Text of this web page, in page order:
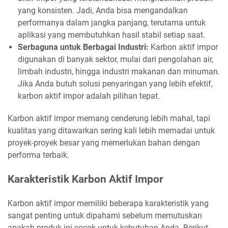
yang konsisten. Jadi, Anda bisa mengandalkan
performanya dalam jangka panjang, terutama untuk
aplikasi yang membutuhkan hasil stabil setiap saat.
Serbaguna untuk Berbagai Industri: Karbon aktif impor
digunakan di banyak sektor, mulai dari pengolahan air,
limbah industri, hingga industri makanan dan minuman.
Jika Anda butuh solusi penyaringan yang lebih efektif,
karbon aktif impor adalah pilihan tepat.
Karbon aktif impor memang cenderung lebih mahal, tapi
kualitas yang ditawarkan sering kali lebih memadai untuk
proyek-proyek besar yang memerlukan bahan dengan
performa terbaik.
Karakteristik Karbon Aktif Impor
Karbon aktif impor memiliki beberapa karakteristik yang
sangat penting untuk dipahami sebelum memutuskan